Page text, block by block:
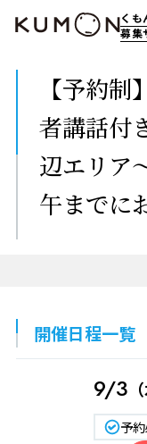
くも
募集
【予約
者講話付
辺エリ
午までに
開催日程一覧
9/3
予